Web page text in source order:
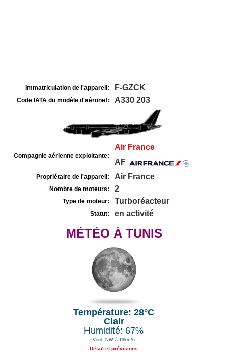
Immatriculation de l'appareil: F-GZCK
Code IATA du modèle d'aéronef: A330 203
Compagnie aérienne exploitante:
Air France
AF
Propriétaire de l'appareil: Air France
Nombre de moteurs: 2
Type de moteur: Turboréacteur
Statut: en activité
MÉTÉO À TUNIS
Température: 28°C
Clair
Humidité: 67%
Vent: NW à 19km/h
Détail et prévisions